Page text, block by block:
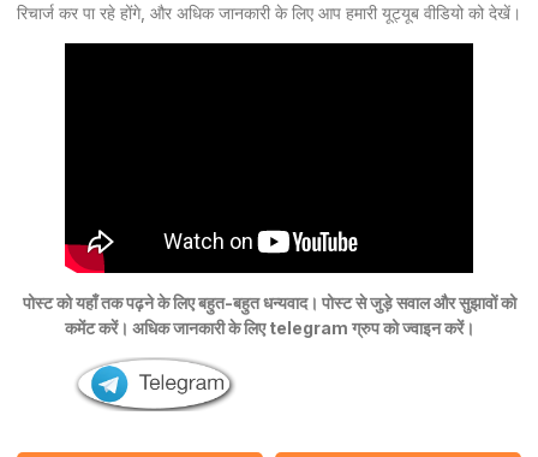
रिचार्ज कर पा रहे होंगे, और अधिक जानकारी के लिए आप हमारी यूट्यूब वीडियो को देखें।
पोस्ट को यहाँ तक पढ़ने के लिए बहुत-बहुत धन्यवाद। पोस्ट से जुड़े सवाल और सुझावों को
कमेंट करें। अधिक जानकारी के लिए telegram ग्रुप को ज्वाइन करें।